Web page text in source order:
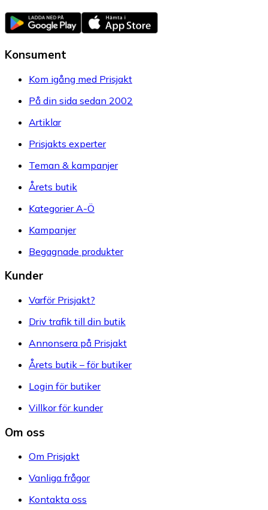
Konsument
Kom igång med Prisjakt
På din sida sedan 2002
Artiklar
Prisjakts experter
Teman & kampanjer
Årets butik
Kategorier A-Ö
Kampanjer
Begagnade produkter
Kunder
Varför Prisjakt?
Driv trafik till din butik
Annonsera på Prisjakt
Årets butik – för butiker
Login för butiker
Villkor för kunder
Om oss
Om Prisjakt
Vanliga frågor
Kontakta oss